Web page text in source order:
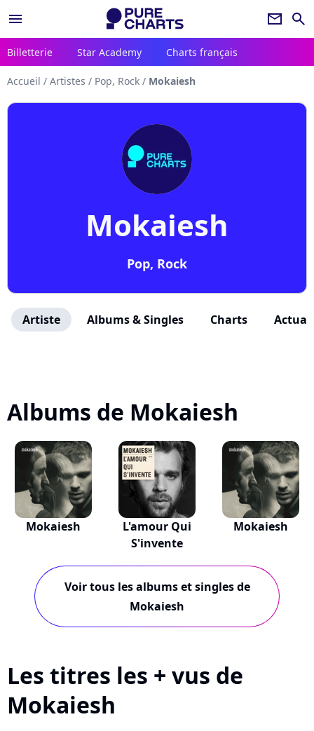
menu newsletter search
Billetterie Star Academy Charts français
Accueil / Artistes / Pop, Rock / Mokaiesh
Mokaiesh
Pop, Rock
Artiste Albums & Singles Charts
Albums de Mokaiesh
Mokaiesh
L'amour Qui
S'invente
Mokaiesh
Voir tous les albums et singles de
Mokaiesh
Les titres les + vus de
Mokaiesh